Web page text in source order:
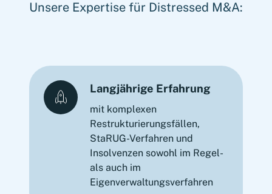
Unsere Expertise für Distressed M&A:
Langjährige Erfahrung
mit komplexen
Restrukturierungsfällen,
StaRUG-Verfahren und
Insolvenzen sowohl im Regel-
als auch im
Eigenverwaltungsverfahren